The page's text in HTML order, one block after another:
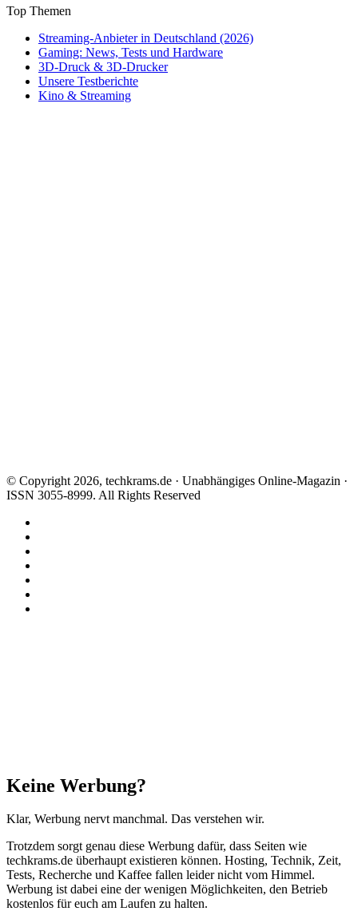
Top Themen
Streaming-Anbieter in Deutschland (2026)
Gaming: News, Tests und Hardware
3D-Druck & 3D-Drucker
Unsere Testberichte
Kino & Streaming
© Copyright 2026, techkrams.de · Unabhängiges Online-Magazin ·
ISSN 3055-8999. All Rights Reserved
Schließen
Keine Werbung?
Klar, Werbung nervt manchmal. Das verstehen wir.
Trotzdem sorgt genau diese Werbung dafür, dass Seiten wie
techkrams.de überhaupt existieren können. Hosting, Technik, Zeit,
Tests, Recherche und Kaffee fallen leider nicht vom Himmel.
Werbung ist dabei eine der wenigen Möglichkeiten, den Betrieb
kostenlos für euch am Laufen zu halten.